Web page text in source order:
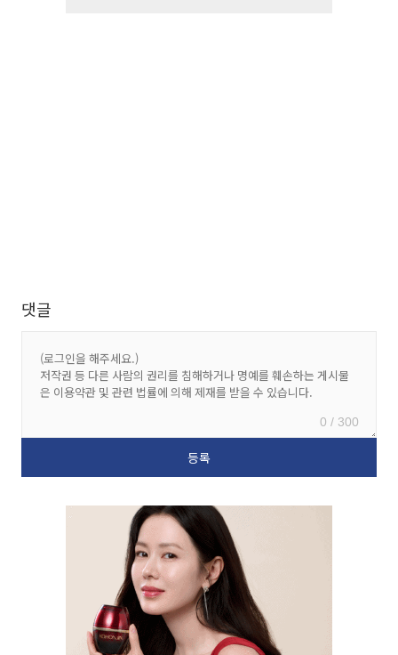
댓글
0 / 300